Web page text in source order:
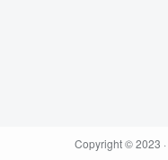
Copyright © 2023 ·